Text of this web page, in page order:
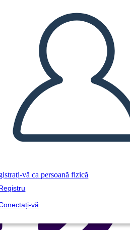
vă ca persoană fizică
vă
DE DIAPOZITIVE
CITESTE-MI